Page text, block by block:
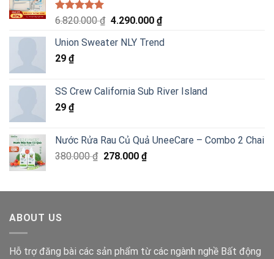
Được xếp
5 sao
6.820.000₫ Giá
là:
4.290.000 ₫Giá
tại
Union Sweater NLY Trend
29 ₫
SS Crew California Sub River Island
29 ₫
Nước Rửa Rau Củ Quả UneeCare – Combo 2 Chai
380.000₫ Giá
380.000 ₫.
278.000 ₫Giá
là:
ABOUT US
Hỗ trợ đăng bài các sản phẩm từ các ngành nghề Bất động